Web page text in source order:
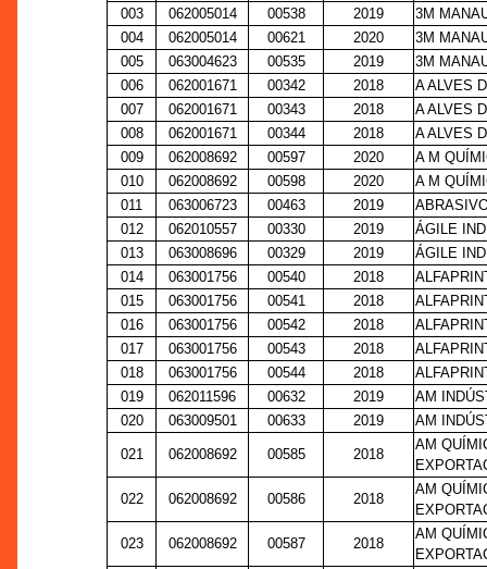
003
062005014 00538 2019
3M
004
062005014 00621 2020
3M
005
063004623 00535 2019
3M
006
062001671 00342 2018
A ALVES
007
062001671 00343 2018
A ALVES
008
062001671 00344 2018
A ALVES
009
062008692 00597 2020
A M
010
062008692 00598 2020
A M
011
063006723 00463 2019
012
062010557 00330 2019
ÁGILE
013
063008696 00329 2019
ÁGILE
014
063001756 00540 2018
015
063001756 00541 2018
016
063001756 00542 2018
017
063001756 00543 2018
018
063001756 00544 2018
019
062011596 00632 2019
AM
020
063009501 00633 2019 AM
021 062008692 00585 2018
AM
022 062008692 00586 2018
AM
023 062008692 00587 2018
AM